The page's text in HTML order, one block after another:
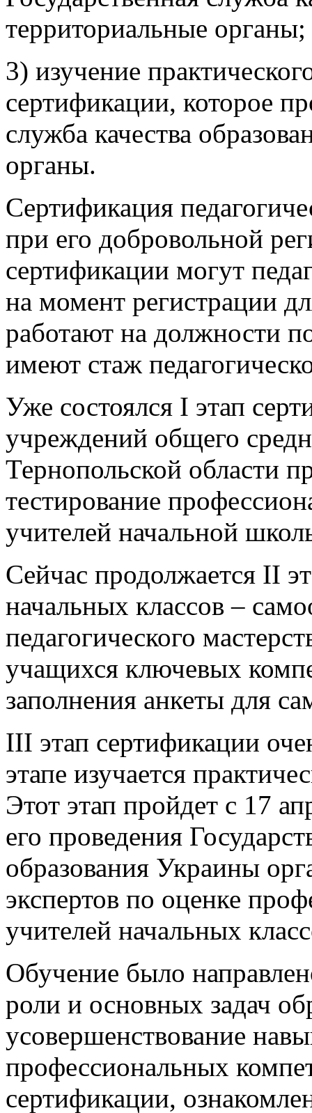
территориальные органы;
3) изучение
сертификации, которое
служба качества
органы.
Сертификация
при его добровольной
сертификации могут
на момент регистрации
работают на должности
имеют стаж
Уже состоялся I этап
учреждений общего
Тернопольской области
тестирование
учителей начальной
Сейчас продолжается ІІ
начальных классов –
педагогического
учащихся ключевых
заполнения анкеты для
III этап сертификации
этапе изучается
Этот этап пройдет с 17
его проведения
образования Украины
экспертов по оценке
учителей начальных
Обучение было
роли и основных задач
усовершенствование
профессиональных
сертификации,